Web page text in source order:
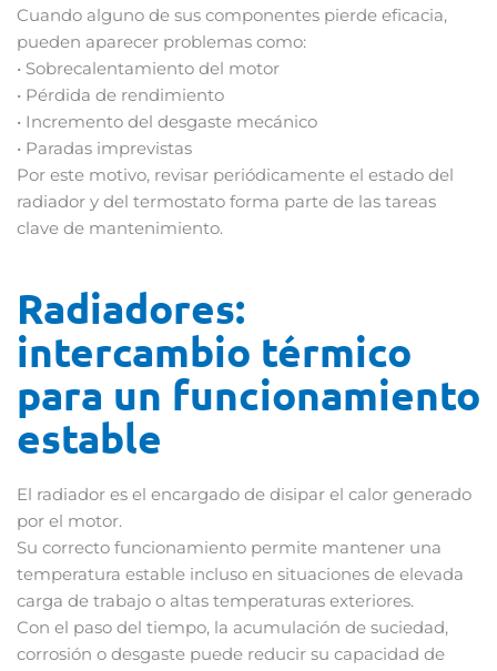
Cuando alguno de sus componentes pierde eficacia,
pueden aparecer problemas como:
• Sobrecalentamiento del motor
• Pérdida de rendimiento
• Incremento del desgaste mecánico
• Paradas imprevistas
Por este motivo, revisar periódicamente el estado del
radiador y del termostato forma parte de las tareas
clave de mantenimiento.
Radiadores:
intercambio térmico
para un funcionamiento
estable
El radiador es el encargado de disipar el calor generado
por el motor.
Su correcto funcionamiento permite mantener una
temperatura estable incluso en situaciones de elevada
carga de trabajo o altas temperaturas exteriores.
Con el paso del tiempo, la acumulación de suciedad,
corrosión o desgaste puede reducir su capacidad de